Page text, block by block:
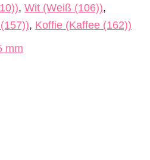
, Wit (Weiß (106)),
, Koffie (Kaffee (162))
mm